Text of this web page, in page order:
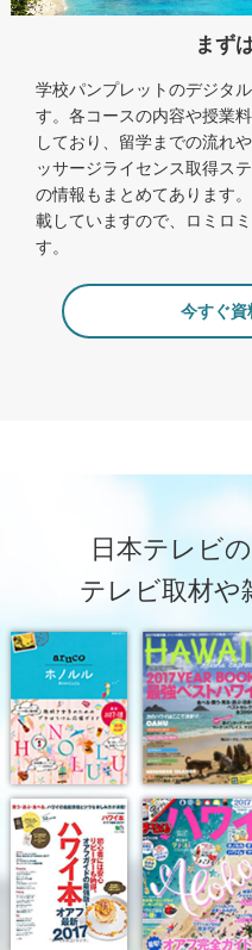
まず
学校パンプレットのデジタ
す。各コースの内容や授業
しており、留学までの流れ
ッサージライセンス取得ス
の情報もまとめてあります
載していますので、ロミロ
す。
今すぐ資
日本テレビ
テレビ取材や